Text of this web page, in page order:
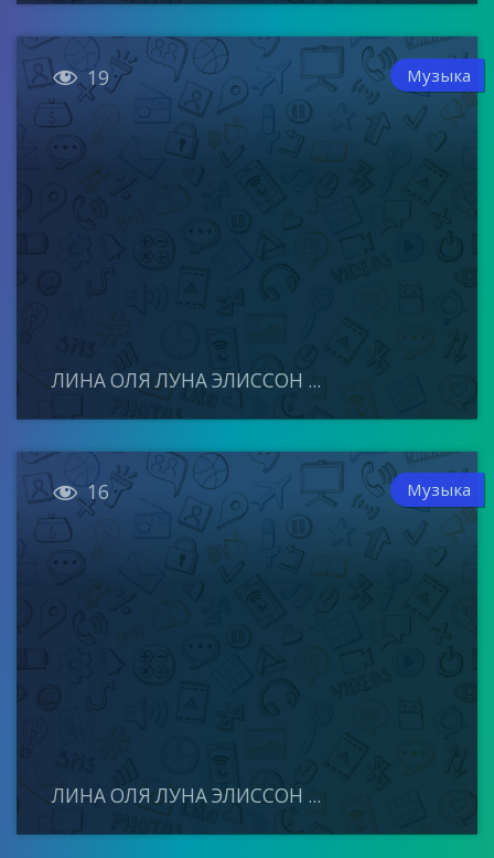
 19 Музыка
ЛИНА ОЛЯ ЛУНА ЭЛИССОН ...
 16 Музыка
ЛИНА ОЛЯ ЛУНА ЭЛИССОН ...